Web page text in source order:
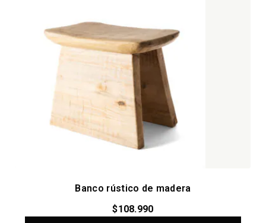
Banco rústico de madera
$108.990